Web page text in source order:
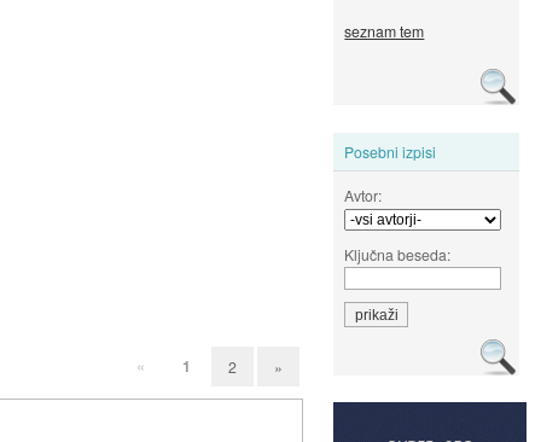
seznam tem
Posebni izpisi
Avtor:
Ključna beseda:
« 1 2 »